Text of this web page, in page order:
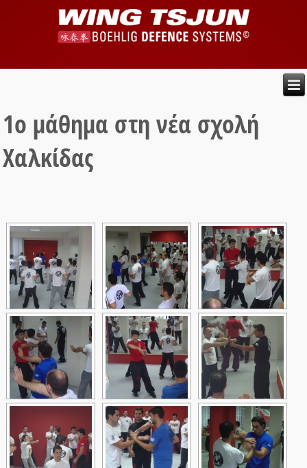
1ο μάθημα στη νέα σχολή
Χαλκίδας